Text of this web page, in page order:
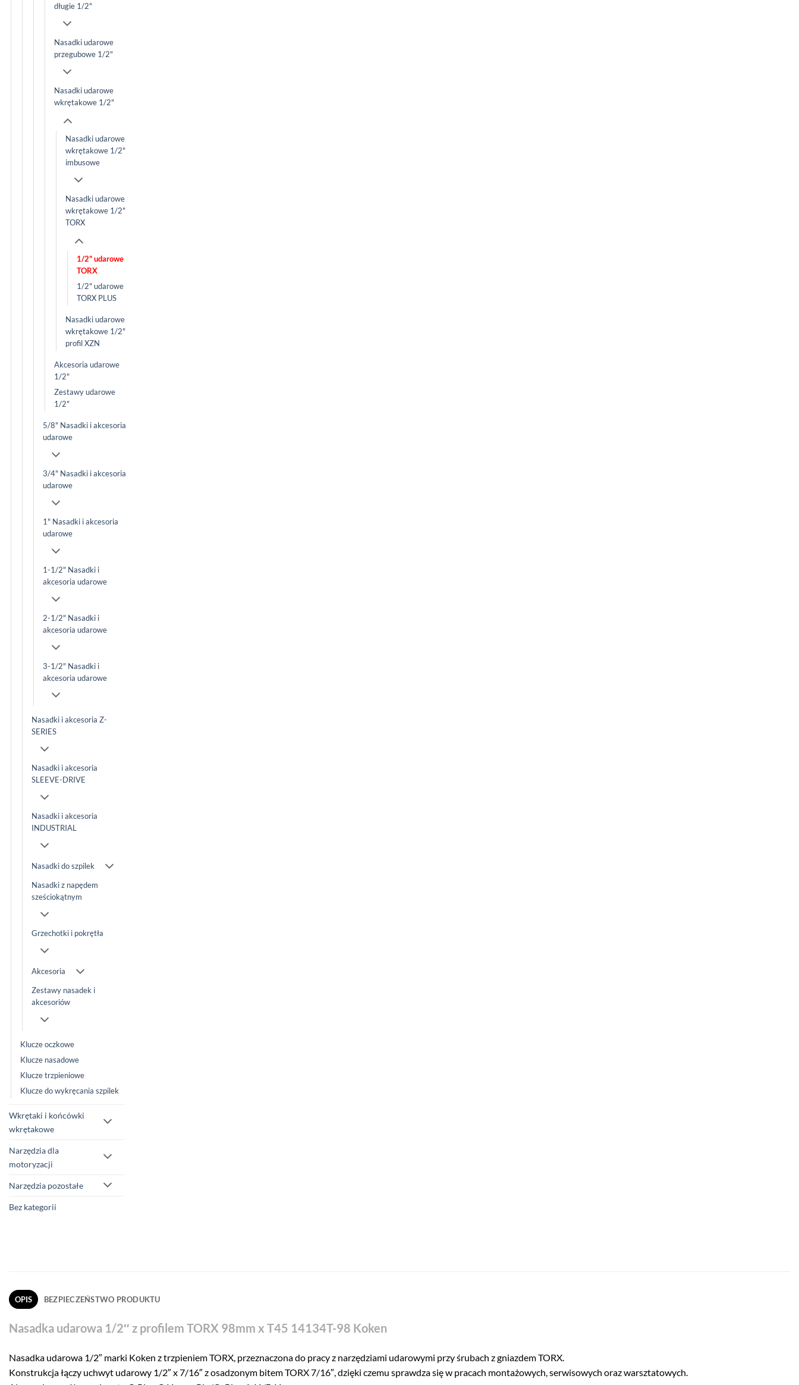
długie 1/2"
Nasadki udarowe
przegubowe 1/2"
Nasadki udarowe
wkrętakowe 1/2"
Nasadki udarowe
wkrętakowe 1/2"
imbusowe
Nasadki udarowe
wkrętakowe 1/2"
TORX
1/2" udarowe
TORX
1/2" udarowe
TORX PLUS
Nasadki udarowe
wkrętakowe 1/2"
profil XZN
Akcesoria udarowe
1/2"
Zestawy udarowe
1/2"
5/8" Nasadki i akcesoria
udarowe
3/4" Nasadki i akcesoria
udarowe
1" Nasadki i akcesoria
udarowe
1-1/2" Nasadki i
akcesoria udarowe
2-1/2" Nasadki i
akcesoria udarowe
3-1/2" Nasadki i
akcesoria udarowe
Nasadki i akcesoria Z-
SERIES
Nasadki i akcesoria
SLEEVE-DRIVE
Nasadki i akcesoria
INDUSTRIAL
Nasadki do szpilek
Nasadki z napędem
sześciokątnym
Grzechotki i pokrętła
Akcesoria
Zestawy nasadek i
akcesoriów
Klucze oczkowe
Klucze nasadowe
Klucze trzpieniowe
Klucze do wykręcania szpilek
Wkrętaki i końcówki
wkrętakowe
Narzędzia dla
motoryzacji
Narzędzia pozostałe
Bez kategorii
OPIS BEZPIECZEŃSTWO PRODUKTU
Nasadka udarowa 1/2″ z profilem TORX 98mm x T45 14134T-98 Koken
Nasadka udarowa 1/2″ marki Koken z trzpieniem TORX, przeznaczona do pracy z narzędziami udarowymi przy śrubach z gniazdem TORX.
Konstrukcja łączy uchwyt udarowy 1/2″ x 7/16″ z osadzonym bitem TORX 7/16″, dzięki czemu sprawdza się w pracach montażowych, serwisowych oraz warsztatowych.